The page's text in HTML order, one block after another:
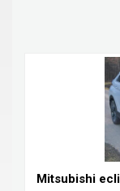
Mitsubishi